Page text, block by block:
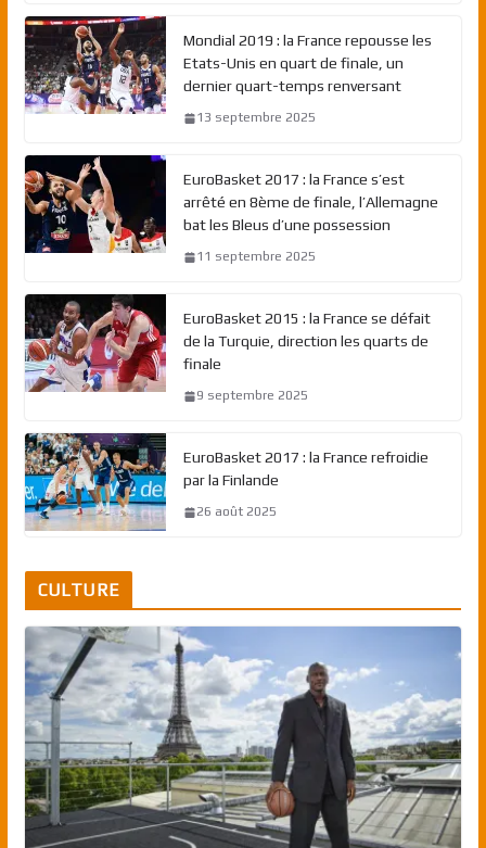
Mondial 2019 : la France repousse les
Etats-Unis en quart de finale, un
dernier quart-temps renversant
13 septembre 2025
EuroBasket 2017 : la France s’est
arrêté en 8ème de finale, l’Allemagne
bat les Bleus d’une possession
11 septembre 2025
EuroBasket 2015 : la France se défait
de la Turquie, direction les quarts de
finale
9 septembre 2025
EuroBasket 2017 : la France refroidie
par la Finlande
26 août 2025
CULTURE